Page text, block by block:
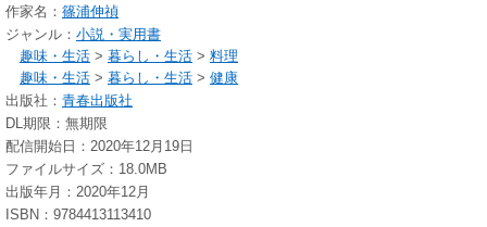
作家名： 篠浦伸禎
ジャンル： 小説・実用書
趣味・生活 > 暮らし・生活 > 料理
趣味・生活 > 暮らし・生活 > 健康
出版社： 青春出版社
DL期限：無期限
配信開始日：2020年12月19日
ファイルサイズ：18.0MB
出版年月：2020年12月
ISBN：9784413113410